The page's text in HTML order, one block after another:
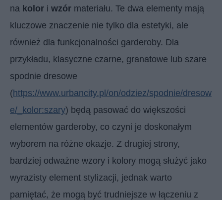
na kolor i wzór materiału. Te dwa elementy mają
kluczowe znaczenie nie tylko dla estetyki, ale
również dla funkcjonalności garderoby. Dla
przykładu, klasyczne czarne, granatowe lub szare
spodnie dresowe
(https://www.urbancity.pl/on/odziez/spodnie/dresow
e/_kolor:szary) będą pasować do większości
elementów garderoby, co czyni je doskonałym
wyborem na różne okazje. Z drugiej strony,
bardziej odważne wzory i kolory mogą służyć jako
wyrazisty element stylizacji, jednak warto
pamiętać, że mogą być trudniejsze w łączeniu z